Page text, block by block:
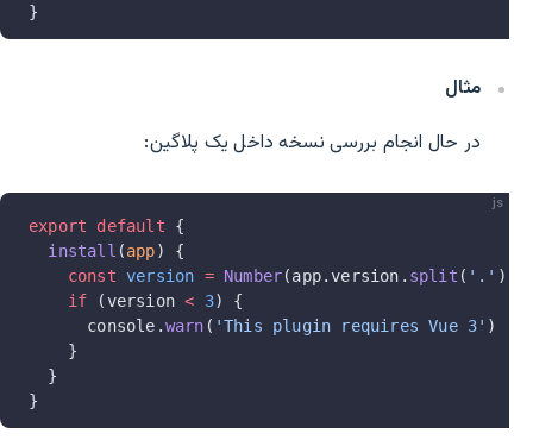
}
مثال
در حال انجام بررسی نسخه داخل یک پلاگین:
js
export default {
  install
(app) {
    const
version = Number(app.version. split ( '.' )[
    if
(version < 3) {
      console.
warn ( 'This plugin requires Vue 3' )
    }
  }
}